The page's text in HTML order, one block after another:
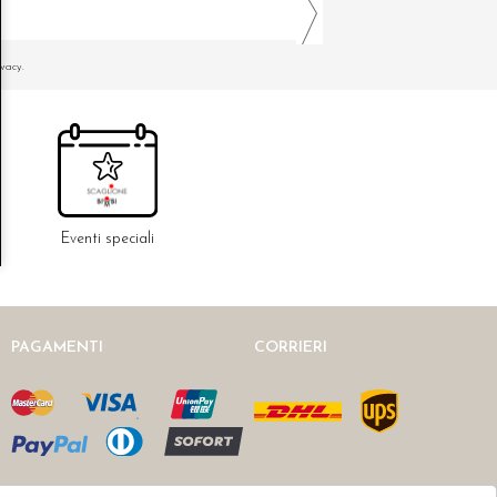
Eventi speciali
PAGAMENTI CORRIERI